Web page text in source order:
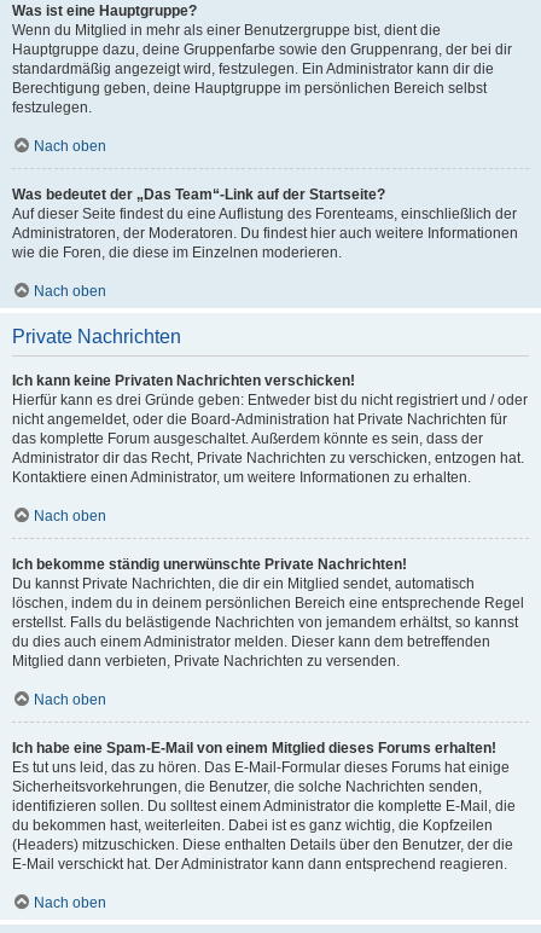
Was ist eine Hauptgruppe?
Wenn du Mitglied in mehr als einer Benutzergruppe bist, dient die
Hauptgruppe dazu, deine Gruppenfarbe sowie den Gruppenrang, der bei dir
standardmäßig angezeigt wird, festzulegen. Ein Administrator kann dir die
Berechtigung geben, deine Hauptgruppe im persönlichen Bereich selbst
festzulegen.
Nach oben
Was bedeutet der „Das Team“-Link auf der Startseite?
Auf dieser Seite findest du eine Auflistung des Forenteams, einschließlich der
Administratoren, der Moderatoren. Du findest hier auch weitere Informationen
wie die Foren, die diese im Einzelnen moderieren.
Nach oben
Private Nachrichten
Ich kann keine Privaten Nachrichten verschicken!
Hierfür kann es drei Gründe geben: Entweder bist du nicht registriert und / oder
nicht angemeldet, oder die Board-Administration hat Private Nachrichten für
das komplette Forum ausgeschaltet. Außerdem könnte es sein, dass der
Administrator dir das Recht, Private Nachrichten zu verschicken, entzogen hat.
Kontaktiere einen Administrator, um weitere Informationen zu erhalten.
Nach oben
Ich bekomme ständig unerwünschte Private Nachrichten!
Du kannst Private Nachrichten, die dir ein Mitglied sendet, automatisch
löschen, indem du in deinem persönlichen Bereich eine entsprechende Regel
erstellst. Falls du belästigende Nachrichten von jemandem erhältst, so kannst
du dies auch einem Administrator melden. Dieser kann dem betreffenden
Mitglied dann verbieten, Private Nachrichten zu versenden.
Nach oben
Ich habe eine Spam-E-Mail von einem Mitglied dieses Forums erhalten!
Es tut uns leid, das zu hören. Das E-Mail-Formular dieses Forums hat einige
Sicherheitsvorkehrungen, die Benutzer, die solche Nachrichten senden,
identifizieren sollen. Du solltest einem Administrator die komplette E-Mail, die
du bekommen hast, weiterleiten. Dabei ist es ganz wichtig, die Kopfzeilen
(Headers) mitzuschicken. Diese enthalten Details über den Benutzer, der die
E-Mail verschickt hat. Der Administrator kann dann entsprechend reagieren.
Nach oben